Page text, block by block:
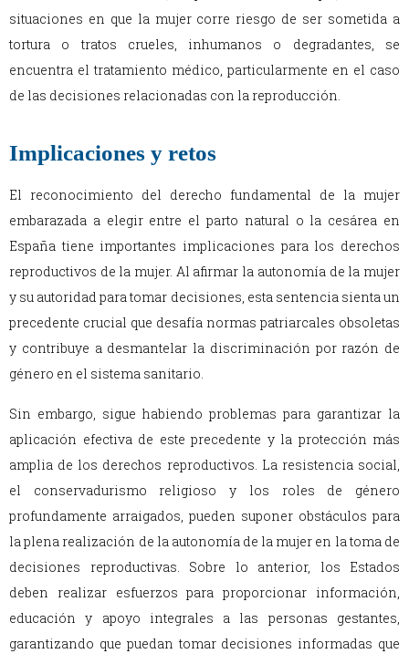
situaciones en que la mujer corre riesgo de ser sometida a
tortura o tratos crueles, inhumanos o degradantes, se
encuentra el tratamiento médico, particularmente en el caso
de las decisiones relacionadas con la reproducción.
Implicaciones y retos
El reconocimiento del derecho fundamental de la mujer
embarazada a elegir entre el parto natural o la cesárea en
España tiene importantes implicaciones para los derechos
reproductivos de la mujer. Al afirmar la autonomía de la mujer
y su autoridad para tomar decisiones, esta sentencia sienta un
precedente crucial que desafía normas patriarcales obsoletas
y contribuye a desmantelar la discriminación por razón de
género en el sistema sanitario.
Sin embargo, sigue habiendo problemas para garantizar la
aplicación efectiva de este precedente y la protección más
amplia de los derechos reproductivos. La resistencia social,
el conservadurismo religioso y los roles de género
profundamente arraigados, pueden suponer obstáculos para
la plena realización de la autonomía de la mujer en la toma de
decisiones reproductivas. Sobre lo anterior, los Estados
deben realizar esfuerzos para proporcionar información,
educación y apoyo integrales a las personas gestantes,
garantizando que puedan tomar decisiones informadas que